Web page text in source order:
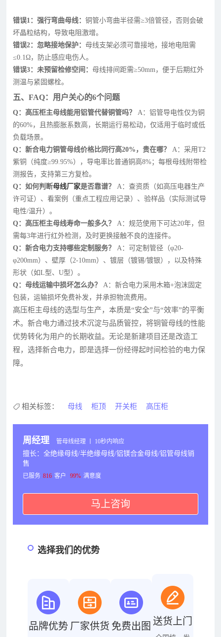
错误1：强行弯曲母线：铜管小弯曲半径需≥3倍管径，否则会破
坏晶粒结构，导致电阻激增。
错误2：忽略接地保护：母线支架必须可靠接地，接地电阻需
≤0.1Ω，防止感应电伤人。
错误3：未预留检修空间：母线排间距需≥50mm，便于后期红外
测温与紧固螺栓。
五、FAQ：用户关心的6个问题
Q：高压柜主母线能用铝管代替铜管吗？
A：铝管导电性仅为铜
的60%，且热膨胀系数高，长期运行易松动，仅适用于临时或低
负载场景。
Q：新合电力铜管母线价格比同行高20%，贵在哪？
A：采用T2
紫铜（纯度≥99.95%），导电率比普通铜高8%；每根母线附带检
测报告，支持第三方复检。
Q：如何判断母线厂家是否靠谱？
A：查资质（如高压电器生产
许可证）、看案例（重点工程应用记录）、验样品（实际测试导
电性/温升）。
Q：高压柜主母线寿命一般多久？
A：规范使用下可达20年，但
需每3年进行红外检测，及时更换接触不良的连接件。
Q：新合电力支持哪些定制服务？
A：可定制管径（φ20-
φ200mm）、壁厚（2-10mm）、镀层（镀锡/镀银），以及特殊
形状（如L型、U型）。
Q：母线运输中损坏怎么办？
A：新合电力采用木箱+泡沫固定
包装，运输损坏免费补发，并承担物流费用。
高压柜主母线的选型与生产，本质是“安全”与“效率”的平衡
术。新合电力通过技术沉淀与品质管控，将铜管母线的性能
优势转化为用户的长期收益。无论是新建项目还是改造工
程，选择新合电力，即是选择一份经得起时间检验的电力保
障。
相关标签： 母线 柜顶 开关柜 高压柜
周经理 管母线经理 丨 10秒内响应
擅长：全绝缘母线/半绝缘母线/铝镁合金母线/铝管母线销
售
已服务 816 客户 99% 满意度
马上咨询
选择我们的优势
品牌优势 厂家供货 免费出图 送货上门